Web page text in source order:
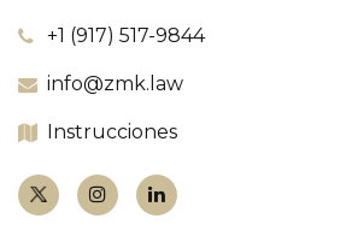
CONTACTO
+1 (917) 517-9844
info@zmk.law
Instrucciones